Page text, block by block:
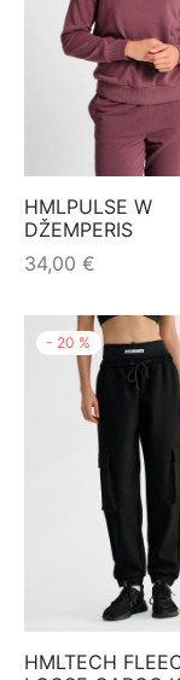
HMLPULSE W
DŽEMPERIS
34,00 €
- 20 %
HMLTECH